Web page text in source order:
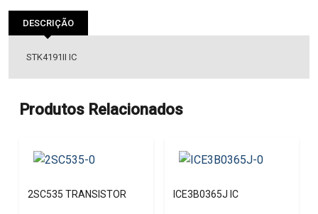
DESCRIÇÃO
STK4191II IC
Produtos Relacionados
2SC535 TRANSISTOR ICE3B0365J IC